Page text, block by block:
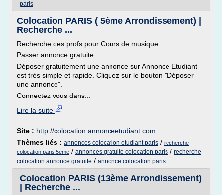
paris
Colocation PARIS ( 5ème Arrondissement) |
Recherche ...
Recherche des profs pour Cours de musique
Passer annonce gratuite
Déposer gratuitement une annonce sur Annonce Etudiant
est très simple et rapide. Cliquez sur le bouton "Déposer
une annonce".
Connectez vous dans...
Lire la suite
Site : http://colocation.annonceetudiant.com
Thèmes liés : annonces colocation etudiant paris / recherche
colocation paris 5eme / annonces gratuite colocation paris / recherche
colocation annonce gratuite / annonce colocation paris
Colocation PARIS (13ème Arrondissement)
| Recherche ...